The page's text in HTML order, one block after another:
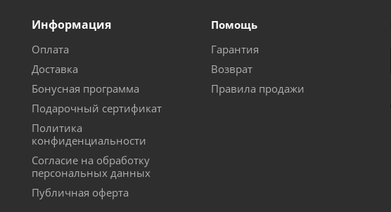
Информация
Оплата
Доставка
Бонусная программа
Подарочный сертификат
Политика
конфиденциальности
Согласие на обработку
персональных данных
Публичная оферта
Помощь
Гарантия
Возврат
Правила продажи